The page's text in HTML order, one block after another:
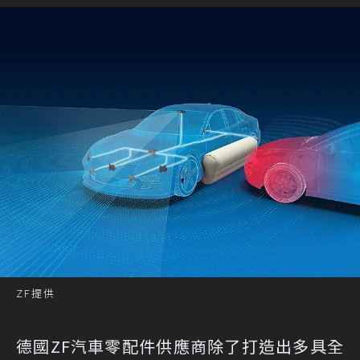
ZF提供
德國ZF汽車零配件供應商除了打造出多具全